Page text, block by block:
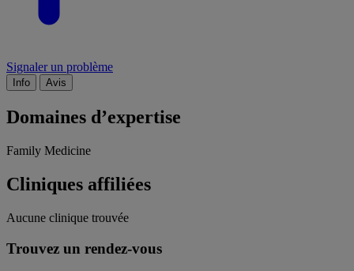
Signaler un problème
Info Avis
Domaines d’expertise
Family Medicine
Cliniques affiliées
Aucune clinique trouvée
Trouvez un rendez-vous